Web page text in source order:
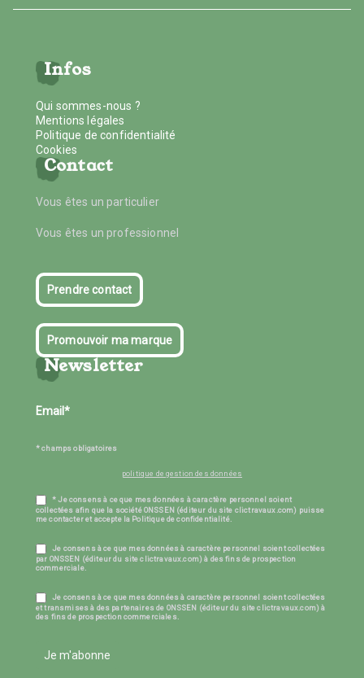
Infos
Qui sommes-nous ?
Mentions légales
Politique de confidentialité
Cookies
Contact
Vous êtes un particulier
Vous êtes un professionnel
Prendre contact
Promouvoir ma marque
Newsletter
* champs obligatoires
politique de gestion des données
* Je consens à ce que mes données à caractère personnel soient
collectées afin que la société ONSSEN (éditeur du site clictravaux.com) puisse
me contacter et accepte la Politique de confidentialité.
Je consens à ce que mes données à caractère personnel soient collectées
par ONSSEN (éditeur du site clictravaux.com) à des fins de prospection
commerciale.
Je consens à ce que mes données à caractère personnel soient collectées
et transmises à des partenaires de ONSSEN (éditeur du site clictravaux.com) à
des fins de prospection commerciales.
Je m'abonne